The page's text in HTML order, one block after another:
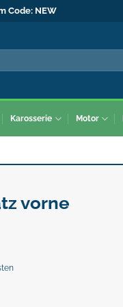
Code: NEW
Karosserie Motor
vorne